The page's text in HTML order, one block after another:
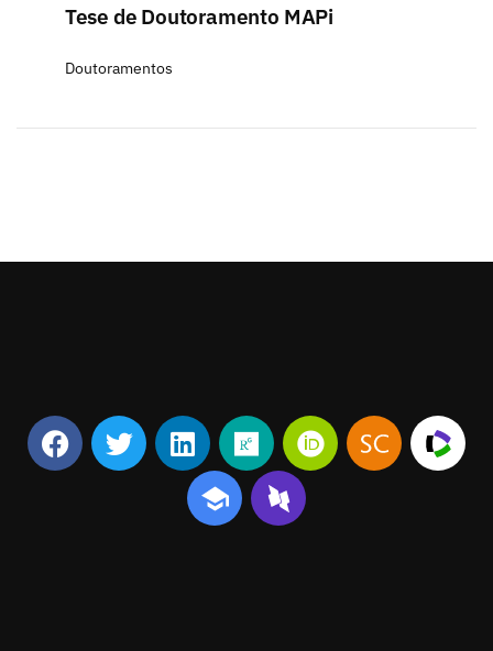
Tese de Doutoramento MAPi
Doutoramentos